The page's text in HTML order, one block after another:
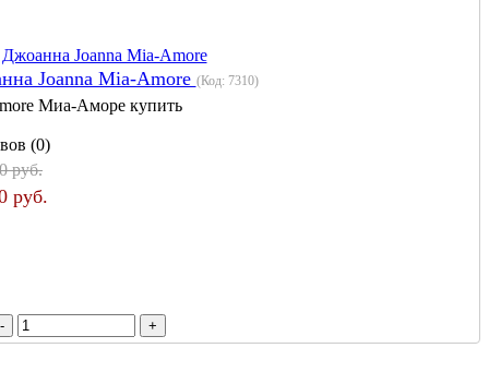
Joanna Mia-Amore (Код: 7310)
Миа-Аморе купить
(0)
руб.
руб.